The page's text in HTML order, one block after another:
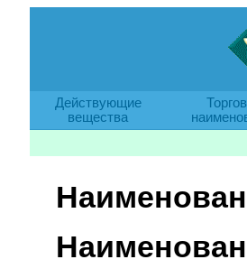
Действующие
вещества